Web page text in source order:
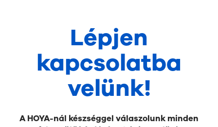
Lépjen
kapcsolatba
velünk!
A HOYA-nál készséggel válaszolunk minden